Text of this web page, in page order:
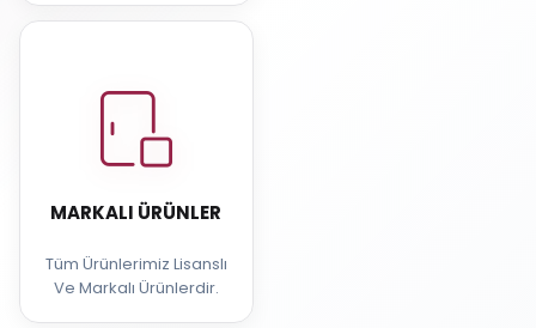
MARKALI ÜRÜNLER
Tüm Ürünlerimiz Lisanslı
Ve Markalı Ürünlerdir.